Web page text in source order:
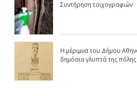
Συντήρηση τοιχογραφιών
Η μέριμνα του Δήμου
δημόσια γλυπτά της